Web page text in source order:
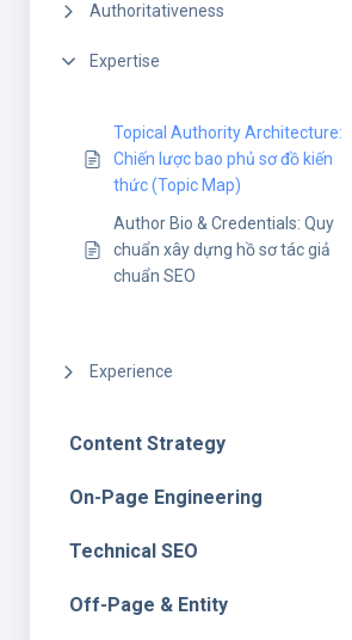
Authoritativeness
Expertise
Topical Authority Architecture:
Chiến lược bao phủ sơ đồ kiến
thức (Topic Map)
Author Bio & Credentials: Quy
chuẩn xây dựng hồ sơ tác giả
chuẩn SEO
Experience
Content Strategy
On-Page Engineering
Technical SEO
Off-Page & Entity